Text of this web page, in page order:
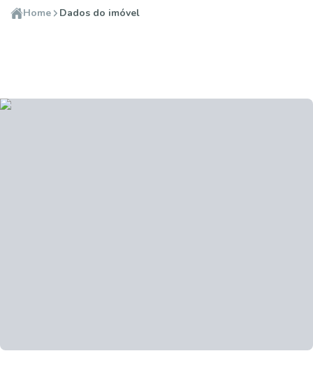
Home Dados do imóvel